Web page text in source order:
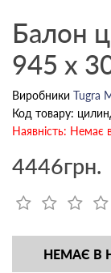
Балон
945 х
Виробники Tugra
Код товару:
Наявність: Немає
4446грн.
НЕМАЄ В